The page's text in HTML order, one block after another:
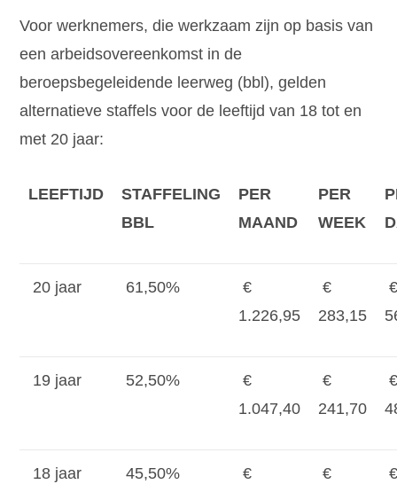
Voor werknemers, die werkzaam zijn op basis van
een arbeidsovereenkomst in de
beroepsbegeleidende leerweg (bbl), gelden
alternatieve staffels voor de leeftijd van 18 tot en
met 20 jaar:
LEEFTIJD
STAFFELING
BBL
PER
MAAND
PER
WEEK
20 jaar 61,50%
€
1.226,95
€
283,15
19 jaar 52,50%
€
1.047,40
€
241,70
18 jaar 45,50%
€
€